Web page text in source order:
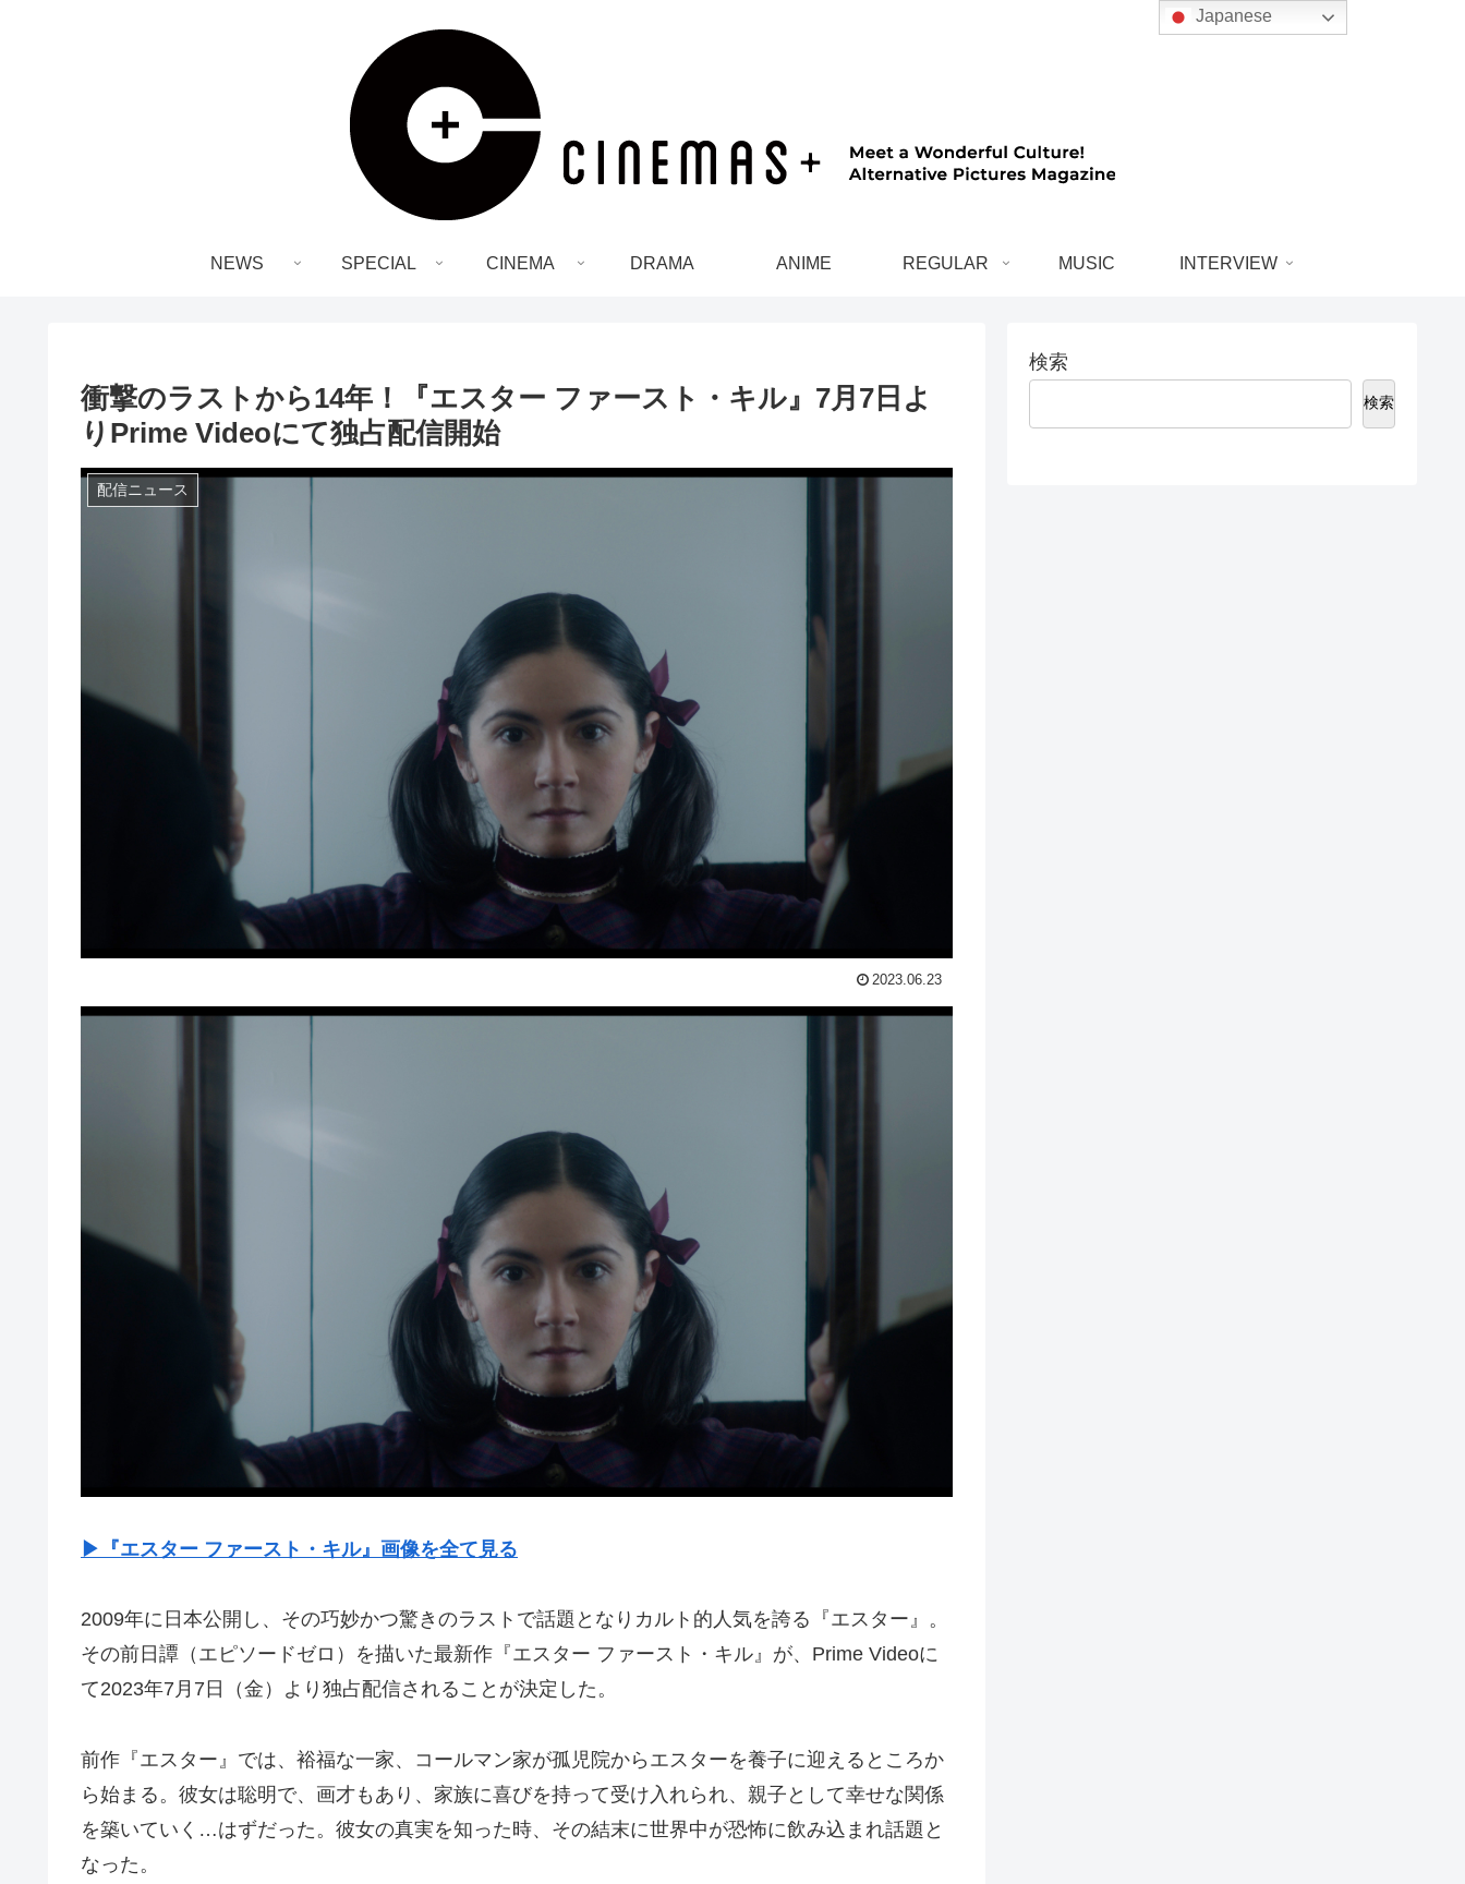
NEWS SPECIAL CINEMA DRAMA ANIME REGULAR MUSIC INTERVIEW
衝撃のラストから14年！『エスター ファースト・キル』7月7日よ
りPrime Videoにて独占配信開始
配信ニュース
2023.06.23
▶︎『エスター ファースト・キル』画像を全て見る
2009年に日本公開し、その巧妙かつ驚きのラストで話題となりカルト的人気を誇る『エスター』。
その前日譚（エピソードゼロ）を描いた最新作『エスター ファースト・キル』が、Prime Videoに
て2023年7月7日（金）より独占配信されることが決定した。
前作『エスター』では、裕福な一家、コールマン家が孤児院からエスターを養子に迎えるところか
ら始まる。彼女は聡明で、画才もあり、家族に喜びを持って受け入れられ、親子として幸せな関係
を築いていく…はずだった。彼女の真実を知った時、その結末に世界中が恐怖に飲み込まれ話題と
なった。
検索
検索
Japanese